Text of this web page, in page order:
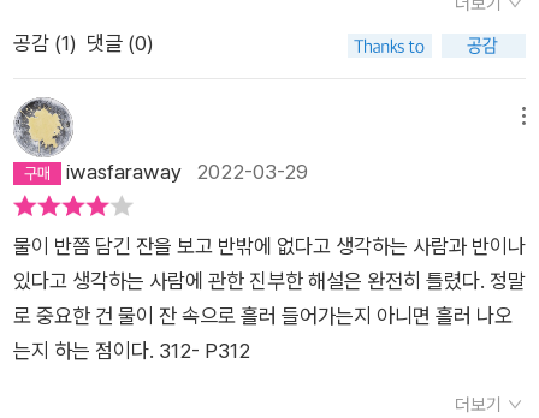
된 것은 필자만의 행복추구의 일환이었던 것 같습니다.네덜란드
에서 시작한 작가의 여행길은 스위스, 부탄, 카타르, 아이슬란드,
다. 작가가 네덜란드에서 시작한 이유는 네덜란드의 로테르담에
있는 에라스무스 대학에서 나온 행복경제학 연구의 내용을 알아
보기 위한 것이었습니다. 루트 벤호벤 교수를 만나 행복을 연구하
위해서였던가 봅니다.세계행복데이타베이스(World Database
of Happiness, WDH)는 삶의 질에 대한 주관적 인식에 대한 연
구결과를 수집해 연구를 수행하고 있습니다. 행복은 개인이 자신
의 삶의 질을 전체적으로 호의적으로 판단하는 정도로 정의된다
고 합니다. 행복은 정서의 향락적 수준(즐거운 정서가 지배하는
공감 (1) 댓글 (0)
iwasfaraway 2022-03-29
물이 반쯤 담긴 잔을 보고 반밖에 없다고 생각하는 사람과 반이나
있다고 생각하는 사람에 관한 진부한 해설은 완전히 틀렸다. 정말
로 중요한 건 물이 잔 속으로 흘러 들어가는지 아니면 흘러 나오
는지 하는 점이다. 312- P312
더보기